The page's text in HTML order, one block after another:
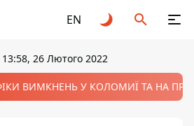
EN
13:58, 26 Лютого 2022
ВИМКНЕНЬ У КОЛОМИЇ ТА НА